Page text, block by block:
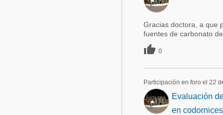
Gracias doctora, a que
fuentes de carbonato
 0
Participación en foro el 22
Evaluación
en codornices